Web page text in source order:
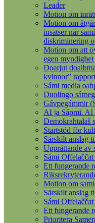
Leader
Motion om
Motion om
insatser när
diskriminering
Motion om att
egen myndighet
Doarjut
kvinnor”
Sámi media
Duolingo
Gávpegámmir
AI ja Sápmi. AI
Demokrahtalaš
Startstöd för
Särskilt anslag
Upprättande av
Sámi
Ett fungerande
Motion om
Särskilt anslag
Sámi
Ett fungerande
Prioritera